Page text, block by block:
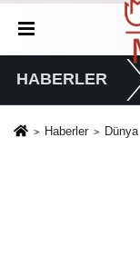
HABERLER
Haberler Dünya